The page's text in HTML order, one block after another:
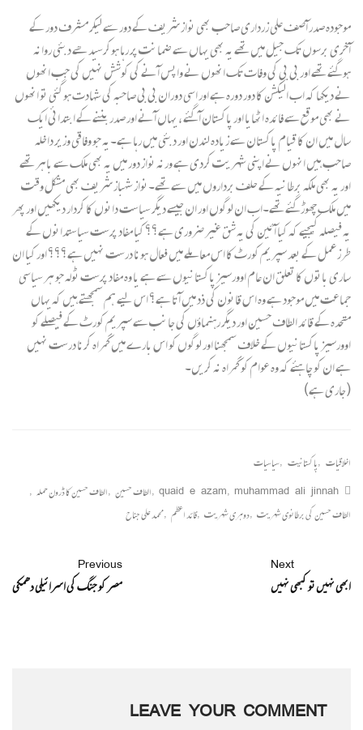
موجودہ صدر آصف علی زرداری صاحب بھی نواز شریف کے دور سے لیکر مشرف دور کے
آخری برسوں تک جیل میں تھے یہ بھی یہاں سے ضمانت پر رہا ہوکرسیدھے دبئی روانہ
ہوگئے تھے اور بی بی کی وفات تک انھوں نے واپس آنے کی کوشش نہیں کی جب انھوں
نے دیکھا کہ اب الیکشن کا دور دورہ ہے اور اسی دوران بی بی صاحبہ کی شہادت ہوگئی تو انھوں
نے بھی موقع سے فائدہ اٹھایا اور پاکستان آگئے ، یہاں آنے اور صدر بننے کے ابتدائی ایک
سال میں ان کا قیام پاکستان سے زیادہ لندن اور دبئی میں رہا ہے۔یہ جو وفاقی وزیر داخلہ
صاحب ہیں انہوں نے اپنی شہریت کردی ہے ورنہ نواز دور میں یہ بھی ملک سے باہر تھے
اور یہ بھی ملکہ برطانیہ کے حلف برداروں میں سے تھے۔نواز شہباز شریف بھی مشکل وقت
میں ملک چھوڑگئے تھے۔اب ان لوگوں اور ان جیسے دیگر سیاست دانوں کا کردار دیکھیں اور پھر
یہ فیصلہ کیجیے کہ کیا آئین کی یہ شق غیر ضروری ہے؟؟ کیا مفاد پرست سیاستدانوں کے
طرز عمل کے بعد سپریم کورٹ کا اس معاملے میں فعال ہونا درست نہیں ہے؟؟؟ اور کیا ان
ساری باتوں کا تعلق ان عام اوورسیز پاکستانیوں سے ہے یا وہ مفاد پرست ٹولہ جو ہر سیاسی
جماعت میں موجود ہے وہ اس قانون کی ذد میں آتا ہے؟ اس لیے ہم سمجھتے ہیں کہ یہاں
متحدہ کے قائد الطاف حسین اور دیگر رہنماؤں کی جانب سے سپریم کورٹ کے فیصلے کو
اوورسیز پاکستانیوں کے خلاف سمجھنا اور لوگوں کو اس بارے میں گمراہ کرنا درست نہیں
ہے ان کو چاہئے کہ وہ عوام کو گمراہ نہ کریں۔
(جاری ہے)
اخلاقیات ,پاکستانیت ,سیاسیات
muhammad ali jinnah
,
quaid e azam
,الطاف حسین ,الطاف حسین کا ڈرون حملہ ,
الطاف حسین کی برطانوی شہریت ,دوہری شہریت ,قائد اعظم ,محمد علی جناح
Previous
مصر کو جنگ کی اسرائیلی دھمکی
Next
ابھی نہیں تو کبھی نہیں
LEAVE YOUR COMMENT